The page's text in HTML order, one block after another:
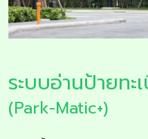
ระบบอ่านป้ายทะ
(Park-Matic+)